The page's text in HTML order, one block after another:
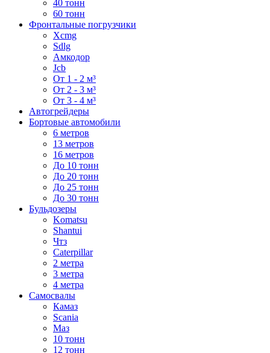
40 тонн
60 тонн
Фронтальные погрузчики
Xcmg
Sdlg
Амкодор
Jcb
От 1 - 2 м³
От 2 - 3 м³
От 3 - 4 м³
Автогрейдеры
Бортовые автомобили
6 метров
13 метров
16 метров
До 10 тонн
До 20 тонн
До 25 тонн
До 30 тонн
Бульдозеры
Komatsu
Shantui
Чтз
Caterpillar
2 метра
3 метра
4 метра
Самосвалы
Камаз
Scania
Маз
10 тонн
12 тонн